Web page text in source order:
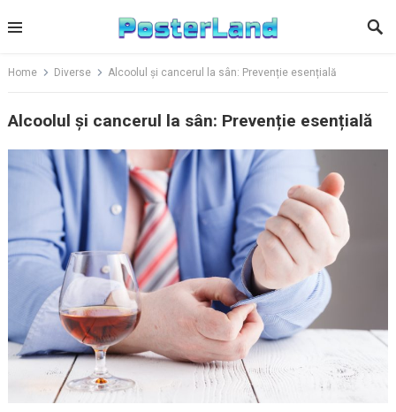
to
Home Diverse Alcoolul și cancerul la sân: Prevenție esențială
Alcoolul și cancerul la sân: Prevenție esențială